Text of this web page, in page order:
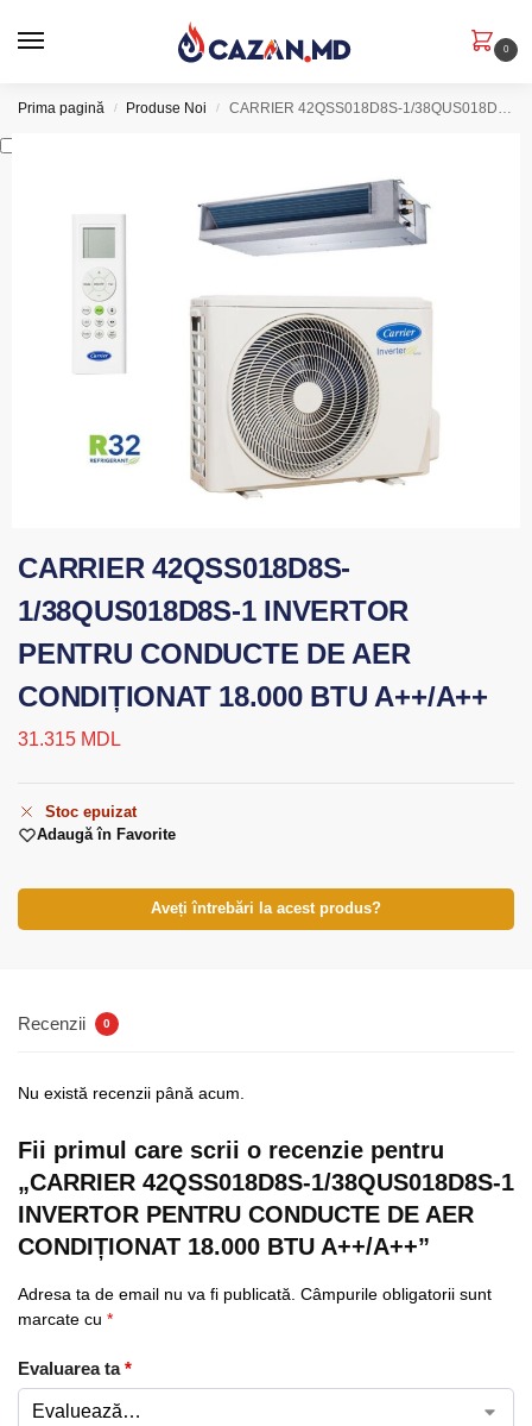
0
Prima pagină / Produse Noi / CARRIER 42QSS018D8S-1/38QUS018D8S-1 INVERTOR PENTRU CONDUCTE DE AER CONDIȚIONAT 18.000 BTU A++/A++
CARRIER 42QSS018D8S-
1/38QUS018D8S-1 INVERTOR
PENTRU CONDUCTE DE AER
CONDIȚIONAT 18.000 BTU A++/A++
31.315 MDL
Stoc epuizat
Adaugă în Favorite
Aveți întrebări la acest produs?
Recenzii 0
Nu există recenzii până acum.
Fii primul care scrii o recenzie pentru
„CARRIER 42QSS018D8S-1/38QUS018D8S-1
INVERTOR PENTRU CONDUCTE DE AER
CONDIȚIONAT 18.000 BTU A++/A++”
Adresa ta de email nu va fi publicată. Câmpurile obligatorii sunt
marcate cu *
Evaluarea ta*